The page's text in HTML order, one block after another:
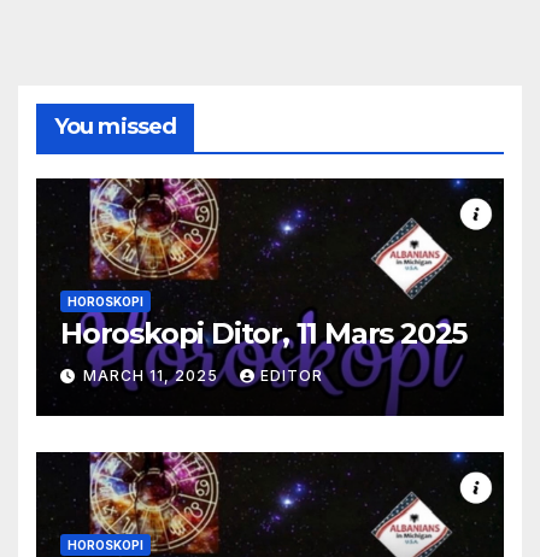
You missed
HOROSKOPI
Horoskopi Ditor, 11 Mars 2025
MARCH 11, 2025 EDITOR
HOROSKOPI